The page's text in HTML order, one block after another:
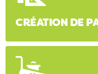
CRÉATION DE